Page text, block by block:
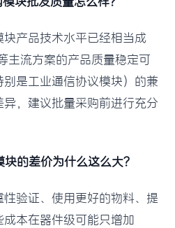
产品技术水平已经相当成
主流方案的产品质量稳定可
是工业通信协议模块）的兼
，建议批量采购前进行充分
的差价为什么这么大？
验证、使用更好的物料、提
本在器件级可能只增加